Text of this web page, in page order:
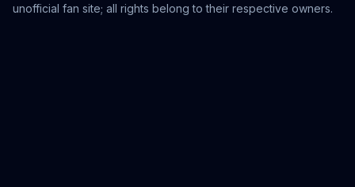
unofficial fan site; all rights belong to their respective owners.